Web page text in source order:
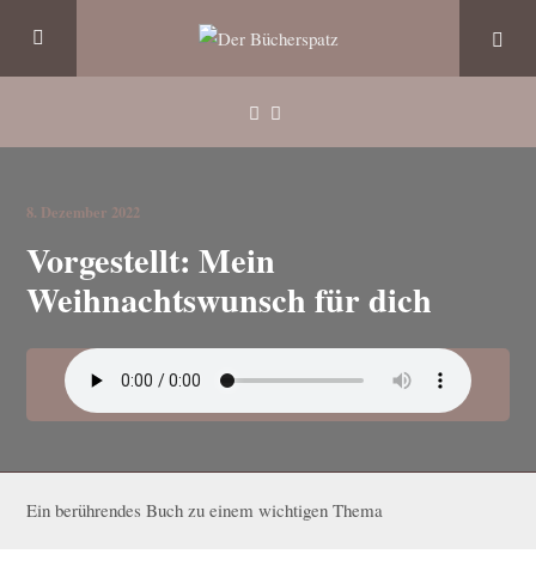
8. Dezember 2022
Vorgestellt: Mein
Weihnachtswunsch für dich
Ein berührendes Buch zu einem wichtigen Thema